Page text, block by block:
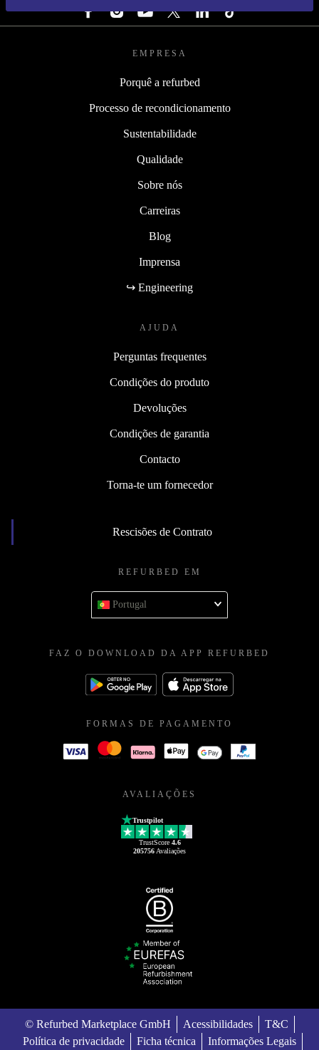
EMPRESA
Porquê a refurbed
Processo de recondicionamento
Sustentabilidade
Qualidade
Sobre nós
Carreiras
Blog
Imprensa
↪ Engineering
AJUDA
Perguntas frequentes
Condições do produto
Devoluções
Condições de garantia
Contacto
Torna-te um fornecedor
Rescisões de Contrato
REFURBED EM
Portugal
FAZ O DOWNLOAD DA APP REFURBED
FORMAS DE PAGAMENTO
AVALIAÇÕES
Trustpilot
TrustScore 4.6
205756 Avaliações
© Refurbed Marketplace GmbH Acessibilidades
T&C
Política de privacidade
Ficha técnica Informações Legais